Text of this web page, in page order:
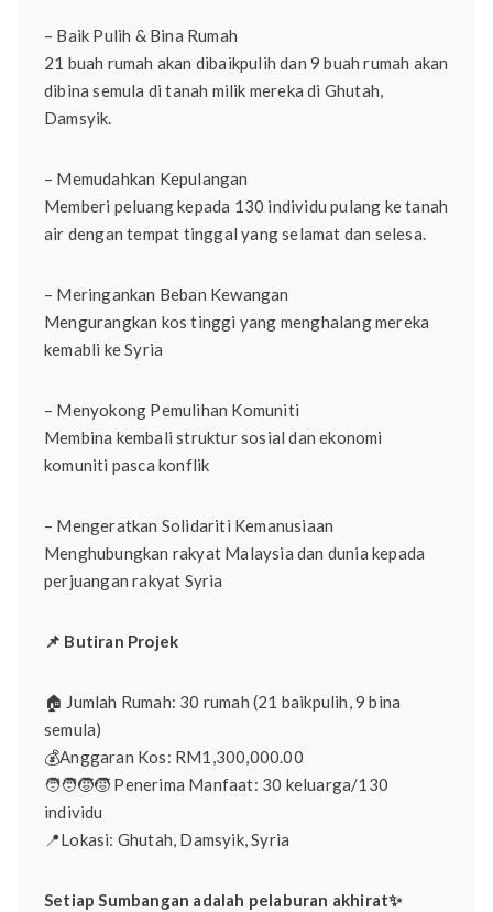
– Baik Pulih & Bina Rumah
21 buah rumah akan dibaikpulih dan 9 buah rumah akan
dibina semula di tanah milik mereka di Ghutah,
Damsyik.
– Memudahkan Kepulangan
Memberi peluang kepada 130 individu pulang ke tanah
air dengan tempat tinggal yang selamat dan selesa.
– Meringankan Beban Kewangan
Mengurangkan kos tinggi yang menghalang mereka
kemabli ke Syria
– Menyokong Pemulihan Komuniti
Membina kembali struktur sosial dan ekonomi
komuniti pasca konflik
– Mengeratkan Solidariti Kemanusiaan
Menghubungkan rakyat Malaysia dan dunia kepada
perjuangan rakyat Syria
📌 Butiran Projek
🏠 Jumlah Rumah: 30 rumah (21 baikpulih, 9 bina
semula)
💰Anggaran Kos: RM1,300,000.00
🧑‍🧑‍🧒‍🧒 Penerima Manfaat: 30 keluarga/130
individu
📍Lokasi: Ghutah, Damsyik, Syria
Setiap Sumbangan adalah pelaburan akhirat✨